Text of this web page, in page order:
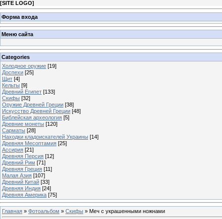
[SITE LOGO]
Форма входа
Меню сайта
Categories
Холодное оружие [19]
Доспехи [25]
Щит [4]
Кельты [9]
Древний Египет [133]
Скифы [32]
Оружие Древней Греции [38]
Искусство Древней Греции [48]
Библейская археология [5]
Древние монеты [120]
Сарматы [28]
Находки кладоискателей Украины [14]
Древняя Месоптамия [25]
Ассирия [21]
Древняя Персия [12]
Древний Рим [71]
Древняя Греция [11]
Малая Азия [107]
Древний Китай [33]
Древняя Индия [24]
Древняя Америка [75]
Главная » Фотоальбом » Скифы » Меч с украшенными ножнами